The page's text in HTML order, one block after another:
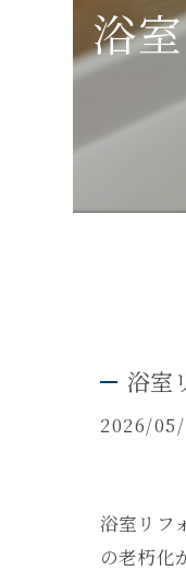
浴
浴室
2026/
浴室リフ
の老朽化